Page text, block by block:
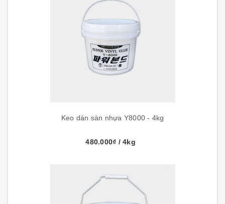
Keo dán sàn nhựa Y8000 - 4kg
480.000₫ / 4kg